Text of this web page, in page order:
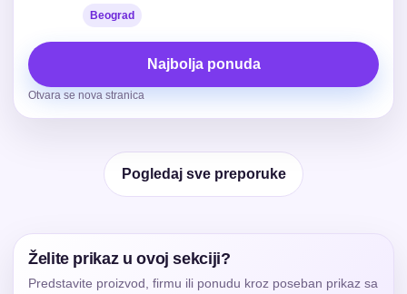
Beograd
Najbolja ponuda
Otvara se nova stranica
Pogledaj sve preporuke
Želite prikaz u ovoj sekciji?
Predstavite proizvod, firmu ili ponudu kroz poseban prikaz sa